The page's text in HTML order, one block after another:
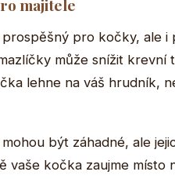
majitele
pro kočky, ale i
může snížit krevní
lehne na váš hrudník,
být záhadné, ale
vaše kočka zaujme